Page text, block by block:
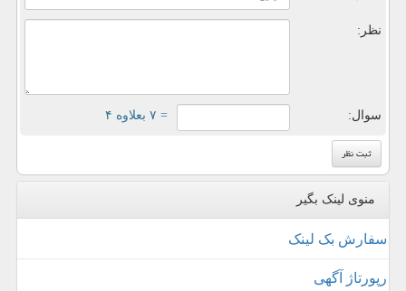
نظر:
سوال: = ۷ بعلاوه ۴
منوی لینک بگیر
سفارش بک لینک
رپورتاژ آگهی